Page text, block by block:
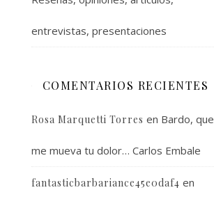
entrevistas, presentaciones
COMENTARIOS RECIENTES
Rosa Marquetti Torres en Bardo, que
me mueva tu dolor… Carlos Embale
fantasticbarbariance45e0daf4 en